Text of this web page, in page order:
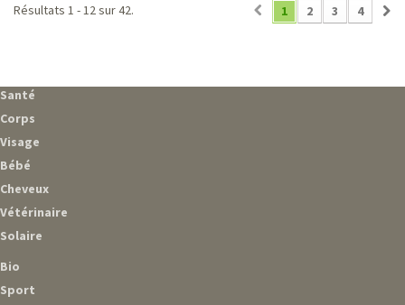
1 2 3 4
Résultats 1 - 12 sur 42.
Santé
Corps
Visage
Bébé
Cheveux
Vétérinaire
Solaire
Bio
Sport